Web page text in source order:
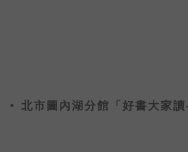
北市圖內湖分館「好書大家